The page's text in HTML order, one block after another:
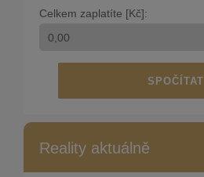
Celkem zaplatíte [Kč]:
SPOČÍTAT
Reality aktuálně